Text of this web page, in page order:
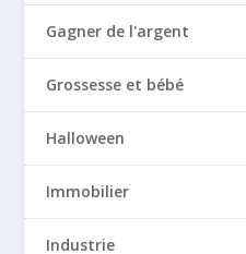
Gagner de l'argent
Grossesse et bébé
Halloween
Immobilier
Industrie